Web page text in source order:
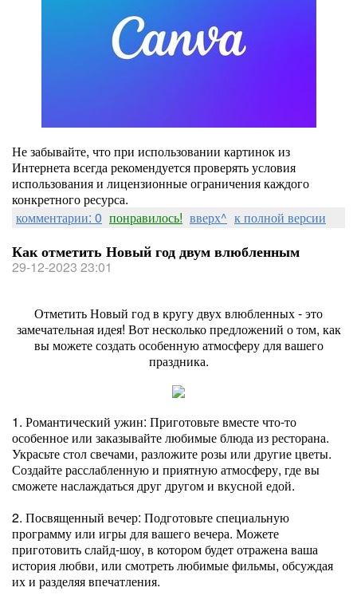
Не забывайте, что при использовании картинок из
Интернета всегда рекомендуется проверять условия
использования и лицензионные ограничения каждого
конкретного ресурса.
комментарии: 0 понравилось! вверх^ к полной версии
Как отметить Новый год двум влюбленным
29-12-2023 23:01
Отметить Новый год в кругу двух влюбленных - это
замечательная идея! Вот несколько предложений о том, как
вы можете создать особенную атмосферу для вашего
праздника.
1. Романтический ужин: Приготовьте вместе что-то
особенное или заказывайте любимые блюда из ресторана.
Украсьте стол свечами, разложите розы или другие цветы.
Создайте расслабленную и приятную атмосферу, где вы
сможете наслаждаться друг другом и вкусной едой.
2. Посвященный вечер: Подготовьте специальную
программу или игры для вашего вечера. Можете
приготовить слайд-шоу, в котором будет отражена ваша
история любви, или смотреть любимые фильмы, обсуждая
их и разделяя впечатления.